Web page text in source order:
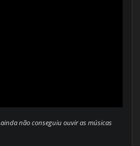
não conseguiu ouvir as músicas